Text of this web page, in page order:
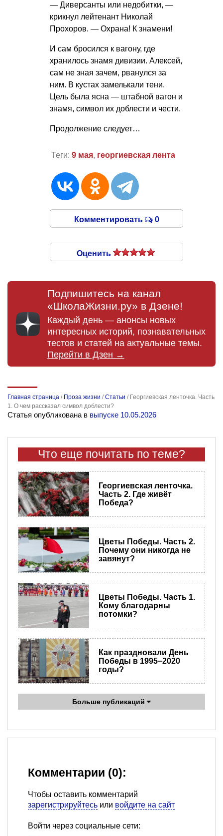
— Диверсанты или недобитки, —
крикнул лейтенант Николай
Прохоров. — Охрана! К знамени!
И сам бросился к вагону, где
хранилось знамя дивизии. Алексей,
сам не зная зачем, рванулся за
ним. В кустах замелькали тени.
Цель была ясна — штабной вагон и
знамя, символ их доблести и чести.
Продолжение следует…
Теги: 9 мая, георгиевская лента
Комментировать 0
Оценить
Подпишитесь на канал
«ШколаЖизни.ру» в Дзене!
Каждый день — анонсы новых
интересных историй, познавательных
тестов и статей на актуальные темы.
Перейти в Дзен →
Главная страница / Проза жизни /Статьи / Георгиевская ленточка. Часть
1. О чем рассказал символ доблести?
Статья опубликована в выпуске 10.05.2026
Что еще почитать по теме?
Георгиевская ленточка.
Часть 2. Где живёт
Победа?
Цветы Победы. Часть 2.
Почему они никогда не
завянут?
Цветы Победы. Часть 1.
Кому благодарны
потомки?
Как праздновали День
Победы в 1995−2020
годы?
Больше публикаций
Комментарии (0):
Чтобы оставить комментарий
зарегистрируйтесь или войдите на сайт
Войти через социальные сети: